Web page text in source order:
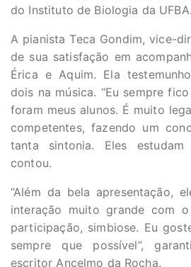
do Instituto de Biologia da UFBA.
A pianista Teca Gondim, vice-
de sua satisfação em
Érica e Aquim. Ela
dois na música. “Eu sempre
foram meus alunos. É muito
competentes, fazendo um
tanta sintonia. Eles estudam
contou.
“Além da bela apresentação,
interação muito grande com
participação, simbiose. Eu
sempre que possível”,
escritor Ancelmo da Rocha.